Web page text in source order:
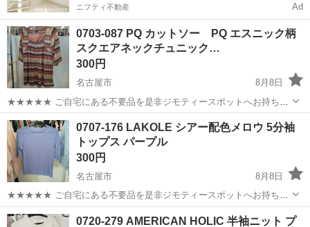
ニフティ不動産 Ad
0703-087 PQ カットソー PQ エスニック柄
スクエアネックチュニック…
300円
名古屋市
8月8日
★★★★★ ご自宅にある不要品を是非ジモティースポットへお持ち込
みしませんか？ 家電、趣味・スポーツ・レジャー用品、こども用品、
衣料服飾品、生活雑貨、家具、本、CD・DVDなどが無料でまとめて持
ち込めます！ ※詳細はこ...
愛知 名古屋市
0707-176 LAKOLE シアー配色メロウ 5分袖
トップス パープル
300円
名古屋市
8月8日
★★★★★ ご自宅にある不要品を是非ジモティースポットへお持ち込
みしませんか？ 家電、趣味・スポーツ・レジャー用品、こども用品、
衣料服飾品、生活雑貨、家具、本、CD・DVDなどが無料でまとめて持
愛知 名古屋市
0720-279 AMERICAN HOLIC 半袖ニット プ